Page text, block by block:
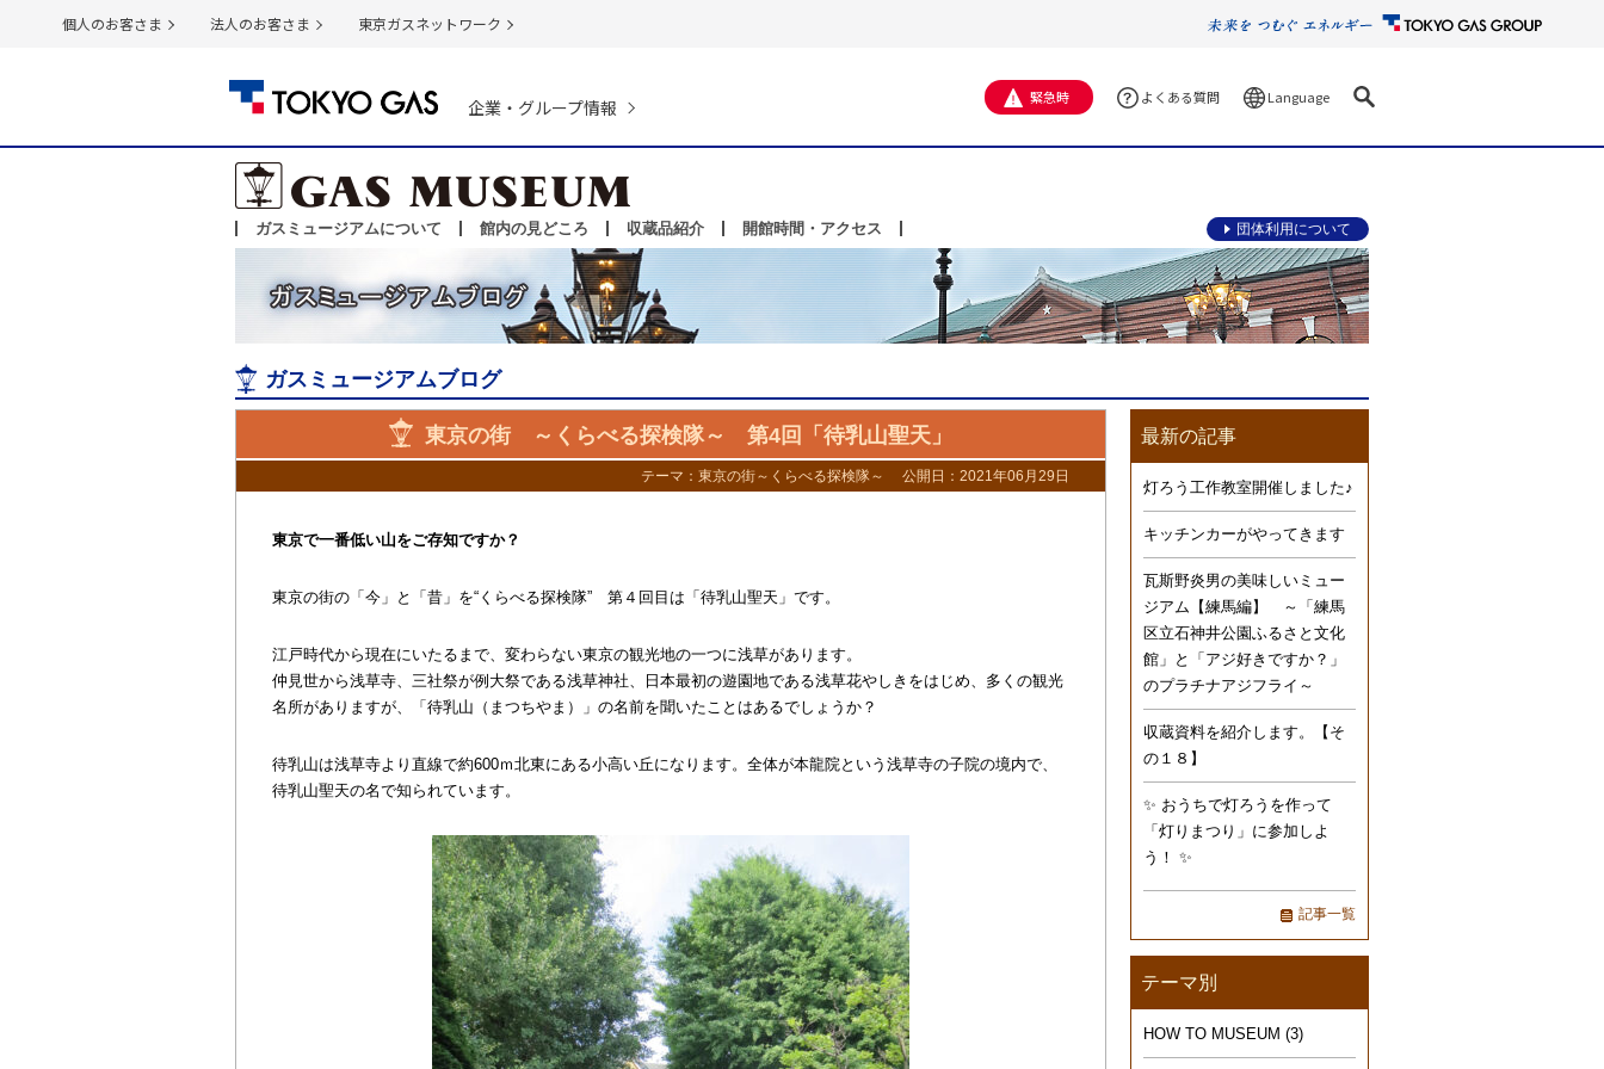
個人のお客さま 法人のお客さま 東京ガスネットワーク
企業・グループ情報 緊急時 よくある質問 Language
ガスミュージアムについて 館内の見どころ 収蔵品紹介 開館時間・アクセス 団体利用について
ガスミュージアムブログ
東京の街 ～くらべる探検隊～ 第4回「待乳山聖天」
テーマ： 東京の街～くらべる探検隊～ 公開日：2021年06月29日
東京で一番低い山をご存知ですか？
東京の街の「今」と「昔」を“くらべる探検隊” 第４回目は「待乳山聖天」です。
江戸時代から現在にいたるまで、変わらない東京の観光地の一つに浅草があります。
仲見世から浅草寺、三社祭が例大祭である浅草神社、日本最初の遊園地である浅草花やしきをはじめ、多くの観光
名所がありますが、「待乳山（まつちやま）」の名前を聞いたことはあるでしょうか？
待乳山は浅草寺より直線で約600ｍ北東にある小高い丘になります。全体が本龍院という浅草寺の子院の境内で、
待乳山聖天の名で知られています。
最新の記事
灯ろう工作教室開催しました♪
キッチンカーがやってきます
瓦斯野炎男の美味しいミュー
ジアム【練馬編】 ～「練馬
区立石神井公園ふるさと文化
館」と「アジ好きですか？」
のプラチナアジフライ～
収蔵資料を紹介します。【そ
の１８】
✨ おうちで灯ろうを作って
「灯りまつり」に参加しよ
う！ ✨
記事一覧
テーマ別
HOW TO MUSEUM (3)